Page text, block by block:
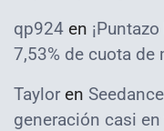
qp924 en
7,53% de cuota de
Taylor en
generación casi